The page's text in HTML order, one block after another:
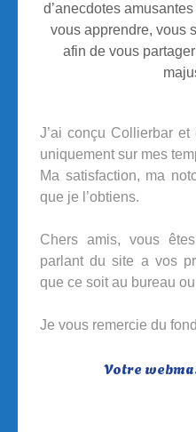
d’anecdotes
vous apprendre, vous
afin de vous
J’ai conçu Collierbar
uniquement sur mes
Ma satisfaction, ma
que je l’obtiens.
Chers amis, vous
parlant du site a vos
que ce soit au bureau
Je vous remercie du
Votre